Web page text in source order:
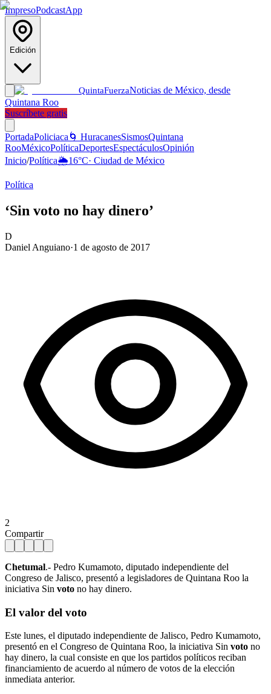
ImpresoPodcastApp
Edición
QuintaFuerzaNoticias de México, desde
Quintana Roo
Suscríbete gratis
PortadaPoliciaca 🌀 HuracanesSismosQuintana
RooMéxicoPolíticaDeportesEspectáculosOpinión
Inicio/Política🌦️16°C· Ciudad de México
Política
‘Sin voto no hay dinero’
D
Daniel Anguiano·1 de agosto de 2017
2
Compartir
Chetumal.- Pedro Kumamoto, diputado independiente del
Congreso de Jalisco, presentó a legisladores de Quintana Roo la
iniciativa Sin voto no hay dinero.
El valor del voto
Este lunes, el diputado independiente de Jalisco, Pedro Kumamoto,
presentó en el Congreso de Quintana Roo, la iniciativa Sin voto no
hay dinero, la cual consiste en que los partidos políticos reciban
financiamiento de acuerdo al número de votos de la elección
inmediata anterior.